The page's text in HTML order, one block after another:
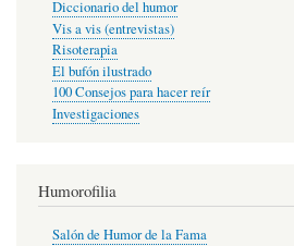
Diccionario del humor
Vis a vis (entrevistas)
Risoterapia
El bufón ilustrado
100 Consejos para hacer reír
Investigaciones
Humorofilia
Salón de Humor de la Fama